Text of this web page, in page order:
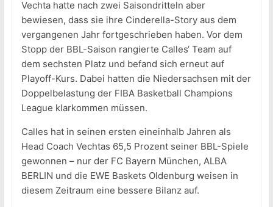
Vechta hatte nach zwei Saisondritteln aber
bewiesen, dass sie ihre Cinderella-Story aus dem
vergangenen Jahr fortgeschrieben haben. Vor dem
Stopp der BBL-Saison rangierte Calles‘ Team auf
dem sechsten Platz und befand sich erneut auf
Playoff-Kurs. Dabei hatten die Niedersachsen mit der
Doppelbelastung der FIBA Basketball Champions
League klarkommen müssen.
Calles hat in seinen ersten eineinhalb Jahren als
Head Coach Vechtas 65,5 Prozent seiner BBL-Spiele
gewonnen – nur der FC Bayern München, ALBA
BERLIN und die EWE Baskets Oldenburg weisen in
diesem Zeitraum eine bessere Bilanz auf.